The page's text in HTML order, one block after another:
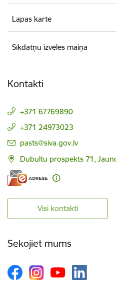
Lapas karte
Sīkdatņu izvēles maiņa
Kontakti
+371 67769890
+371 24973023
E-pasts:
pasts@siva.gov.lv
Dubultu prospekts 71,
Visi kontakti
Sekojiet mums